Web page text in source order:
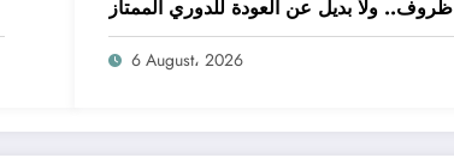
ظروف.. ولا بديل عن العودة للدوري الممتاز
6 August، 2026